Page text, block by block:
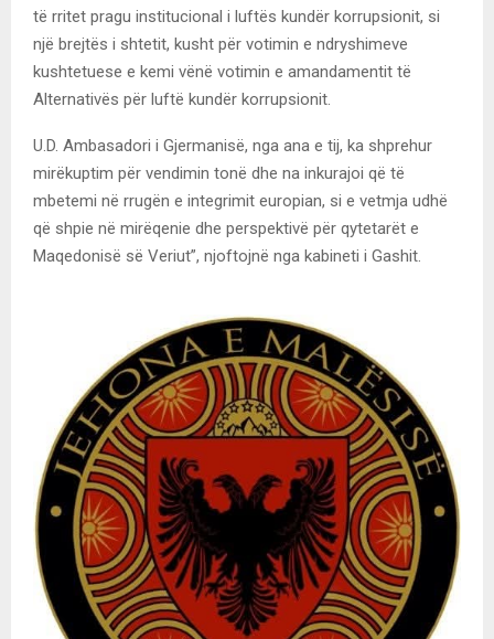
të rritet pragu institucional i luftës kundër korrupsionit, si
një brejtës i shtetit, kusht për votimin e ndryshimeve
kushtetuese e kemi vënë votimin e amandamentit të
Alternativës për luftë kundër korrupsionit.
U.D. Ambasadori i Gjermanisë, nga ana e tij, ka shprehur
mirëkuptim për vendimin tonë dhe na inkurajoi që të
mbetemi në rrugën e integrimit europian, si e vetmja udhë
që shpie në mirëqenie dhe perspektivë për qytetarët e
Maqedonisë së Veriut”, njoftojnë nga kabineti i Gashit.